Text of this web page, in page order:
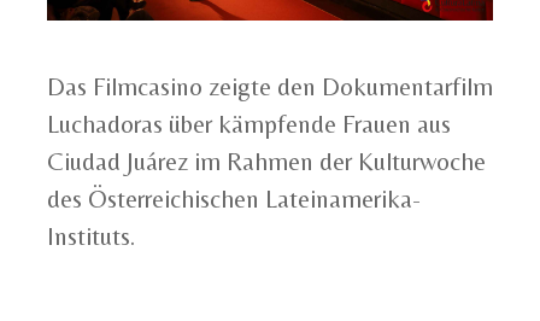
Das Filmcasino zeigte den Dokumentarfilm
Luchadoras über kämpfende Frauen aus
Ciudad Juárez im Rahmen der Kulturwoche
des Österreichischen Lateinamerika-
Instituts.